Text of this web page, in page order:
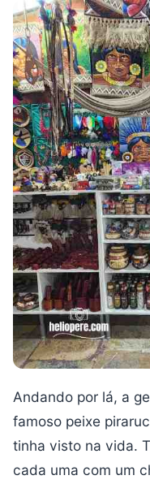
Andando por lá, a
famoso peixe
tinha visto na vida.
cada uma com um